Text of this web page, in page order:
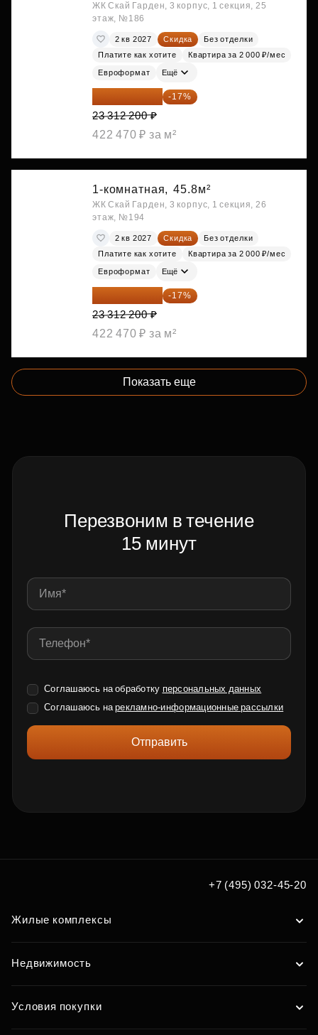
ЖК Скай Гарден, 3 корпус, 1 секция, 25
этаж, №186
2 кв 2027 Скидка
Без отделки
Платите как хотите
Квартира за 2 000 ₽/мес
Евроформат Ещё
19 349 126 ₽ -17%
23 312 200 ₽
422 470 ₽ за м²
1-комнатная, 45.8м²
ЖК Скай Гарден, 3 корпус, 1 секция, 26
этаж, №194
2 кв 2027 Скидка
Без отделки
Платите как хотите
Квартира за 2 000 ₽/мес
Евроформат Ещё
19 349 126 ₽ -17%
23 312 200 ₽
422 470 ₽ за м²
Показать еще
Перезвоним в течение
15 минут
Соглашаюсь на обработку персональных данных
Соглашаюсь нарекламно-информационные рассылки
Отправить
+7 (495) 032-45-20
Жилые комплексы
Недвижимость
Условия покупки